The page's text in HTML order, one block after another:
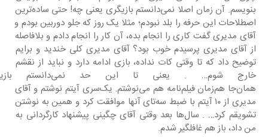
بنویسم. آن زمان اصلا نمی‌دانستم بازیگری یعنی چه! حتی ساده‌ترین
اصطلاحات این حرفه را بلد نبودم؛ مثلا یک روز که جلو دوربین بودم و
آقای مدیری گفت کاری را انجام بده، آن کار را انجام دادم و بلافاصله
از آقای مدیری پرسیدم خوب بود؟ آقای مدیری کلی خندید و برایم
توضیح داد که تا وقتی کات نداده، بازی ادامه دارد و نباید از نقشم
خارج شوم… . یعنی
همان‌جا هم‌زمان فیلم‌نامه هم می‌نوشتم. یک‌سری آیتم نوشتم و آقای
مدیری از ١٠ آیتم با ضبط سه‌تای آنها موافقت کرد و همین به نوشتن
تشویقم کرد… . سال‌ها بعد وقتی آقای چگینی پیشنهاد کارگردانی به
من داد، باز هم غافلگیر شدم.